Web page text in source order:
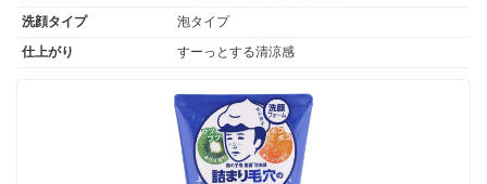
洗顔タイプ
泡タイプ
仕上がり
すーっとする清涼感